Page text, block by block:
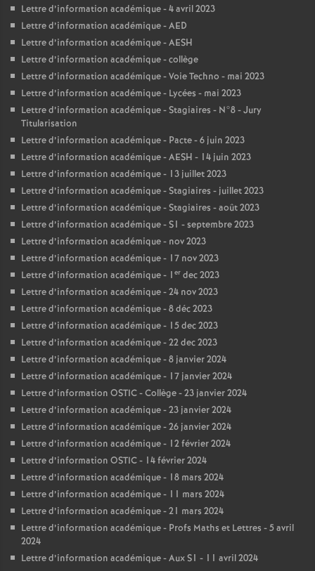
Lettre d’information académique - 4 avril 2023
Lettre d’information académique - AED
Lettre d’information académique - AESH
Lettre d’information académique - collège
Lettre d’information académique - Voie Techno - mai 2023
Lettre d’information académique - Lycées - mai 2023
Lettre d’information académique - Stagiaires - N°8 - Jury
Titularisation
Lettre d’information académique - Pacte - 6 juin 2023
Lettre d’information académique - AESH - 14 juin 2023
Lettre d’information académique - 13 juillet 2023
Lettre d’information académique - Stagiaires - juillet 2023
Lettre d’information académique - Stagiaires - août 2023
Lettre d’information académique - S1 - septembre 2023
Lettre d’information académique - nov 2023
Lettre d’information académique - 17 nov 2023
Lettre d’information académique - 1 er dec 2023
Lettre d’information académique - 24 nov 2023
Lettre d’information académique - 8 déc 2023
Lettre d’information académique - 15 dec 2023
Lettre d’information académique - 22 dec 2023
Lettre d’information académique - 8 janvier 2024
Lettre d’information académique - 17 janvier 2024
Lettre d’information OSTIC - Collège - 23 janvier 2024
Lettre d’information académique - 23 janvier 2024
Lettre d’information académique - 26 janvier 2024
Lettre d’information académique - 12 février 2024
Lettre d’information OSTIC - 14 février 2024
Lettre d’information académique - 18 mars 2024
Lettre d’information académique - 11 mars 2024
Lettre d’information académique - 21 mars 2024
Lettre d’information académique - Profs Maths et Lettres - 5 avril
2024
Lettre d’information académique - Aux S1 - 11 avril 2024